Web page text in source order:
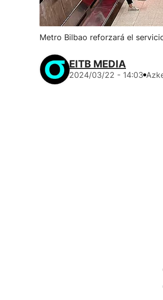
Metro Bilbao reforzará el
EITB MEDIA
2024/03/22 - 14:03